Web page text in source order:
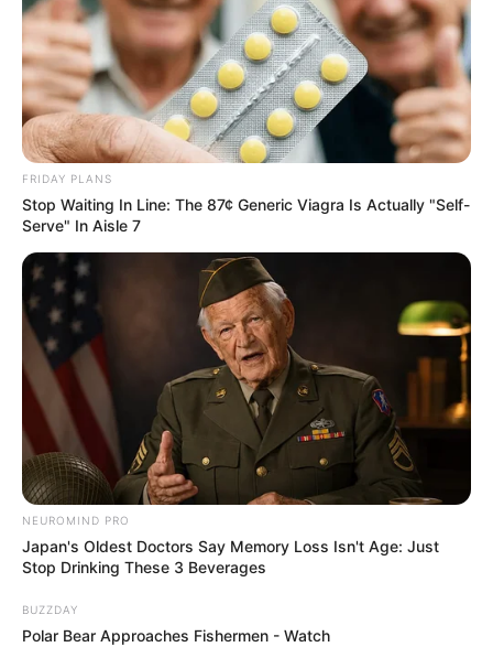
FRIDAY PLANS
Stop Waiting In Line: The 87¢ Generic Viagra Is Actually "Self-
Serve" In Aisle 7
NEUROMIND PRO
Japan's Oldest Doctors Say Memory Loss Isn't Age: Just
Stop Drinking These 3 Beverages
BUZZDAY
Polar Bear Approaches Fishermen - Watch